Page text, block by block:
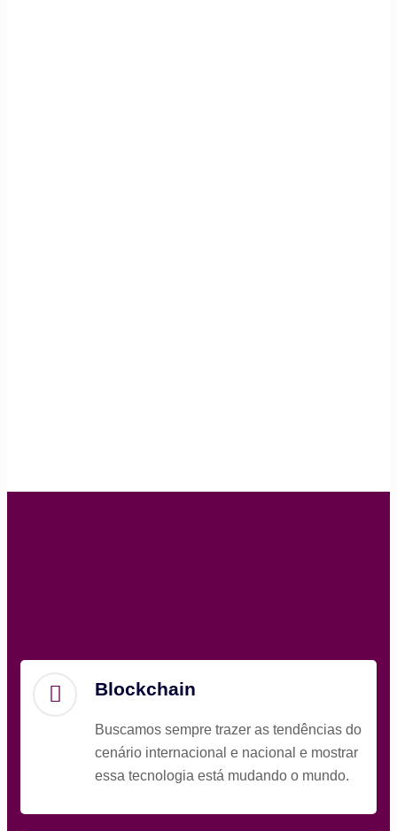
Blockchain
Buscamos sempre trazer as tendências do
cenário internacional e nacional e mostrar
essa tecnologia está mudando o mundo.